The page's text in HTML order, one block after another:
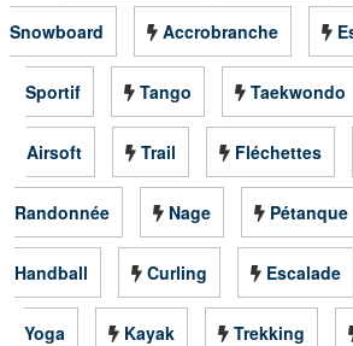
Snowboard Accrobranche
Sportif Tango Taekwondo
Airsoft Trail Fléchettes
Randonnée Nage Pétanque
Handball Curling Escalade
Yoga Kayak Trekking